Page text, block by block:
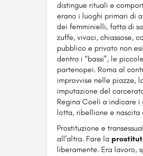
distingue rituali e
erano i luoghi primari di
dei femminielli, fatta di
zuffe, vivaci, chiassose,
pubblico e privato non
dentro i “bassi”, le
partenopei. Roma al
improvvise nelle piazze,
imputazione del
Regina Coeli a indicare i
lotta, ribellione e nascita
Prostituzione e
all’altra. Fare la
liberamente. Era lavoro,